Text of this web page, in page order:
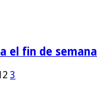
el fin de semana
3